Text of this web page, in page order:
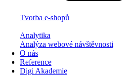
Tvorba e-shopů
Analytika
Analýza webové návštěvnosti
O nás
Reference
Digi Akademie